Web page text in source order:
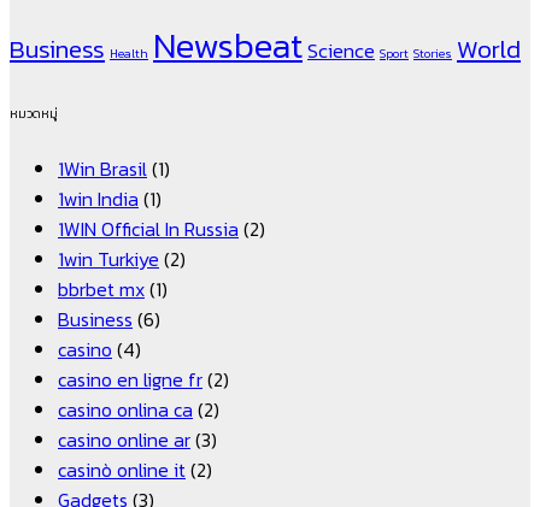
Business Health NewsbeatScience Sport Stories World
หมวดหมู่
1Win Brasil(1)
1win India (1)
1WIN Official In Russia (2)
1win Turkiye (2)
bbrbet mx(1)
Business (6)
casino (4)
casino en ligne fr(2)
casino onlina ca (2)
casino online ar(3)
casinò online it(2)
Gadgets (3)